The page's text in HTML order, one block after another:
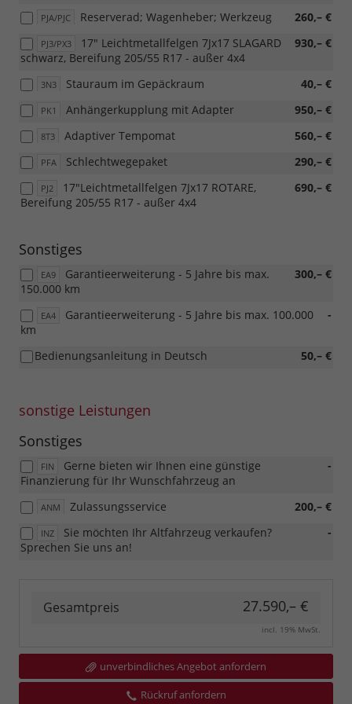
PJA/PJC 260,– €
Reserverad; Wagenheber; Werkzeug
PJ3/PX3 930,– €
17" Leichtmetallfelgen 7Jx17 SLAGARD
schwarz, Bereifung 205/55 R17 - außer 4x4
3N3 40,– €
Stauraum im Gepäckraum
PK1 950,– €
Anhängerkupplung mit Adapter
8T3 560,– €
Adaptiver Tempomat
PFA 290,– €
Schlechtwegepaket
PJ2 690,– €
17"Leichtmetallfelgen 7Jx17 ROTARE,
Bereifung 205/55 R17 - außer 4x4
Sonstiges
EA9 300,– €
Garantieerweiterung - 5 Jahre bis max.
150.000 km
EA4 -
Garantieerweiterung - 5 Jahre bis max. 100.000
km
50,– €
Bedienungsanleitung in Deutsch
sonstige Leistungen
Sonstiges
FIN -
Gerne bieten wir Ihnen eine günstige
Finanzierung für Ihr Wunschfahrzeug an
ANM 200,– €
Zulassungsservice
INZ -
Sie möchten Ihr Altfahrzeug verkaufen?
Sprechen Sie uns an!
Gesamtpreis 27.590,– €
incl. 19% MwSt.
unverbindliches Angebot anfordern
Rückruf anfordern